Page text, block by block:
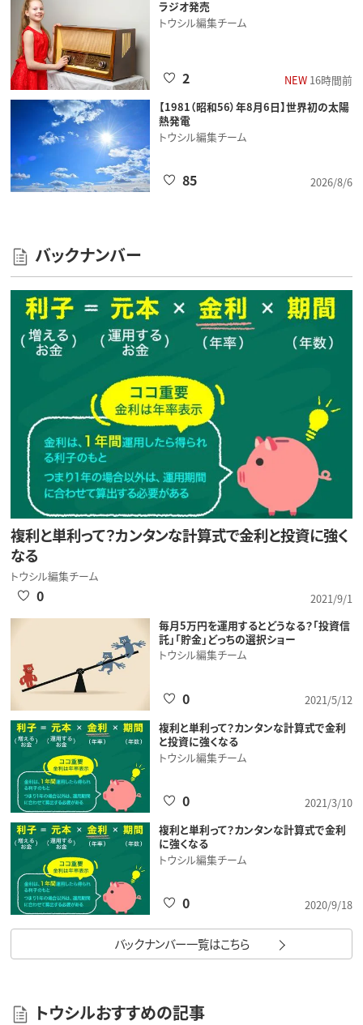
ラジオ発売
トウシル編集チーム
NEW16時間前
2
【1981（昭和56）年8月6日】世界初の太陽
熱発電
トウシル編集チーム
2026/8/6
85
バックナンバー
複利と単利って？カンタンな計算式で金利と投資に強く
なる
トウシル編集チーム
2021/9/1
0
毎月5万円を運用するとどうなる？「投資信
託」「貯金」どっちの選択ショー
トウシル編集チーム
2021/5/12
0
複利と単利って？カンタンな計算式で金利
と投資に強くなる
トウシル編集チーム
2021/3/10
0
複利と単利って？カンタンな計算式で金利
に強くなる
トウシル編集チーム
2020/9/18
0
バックナンバー一覧はこちら
トウシルおすすめの記事